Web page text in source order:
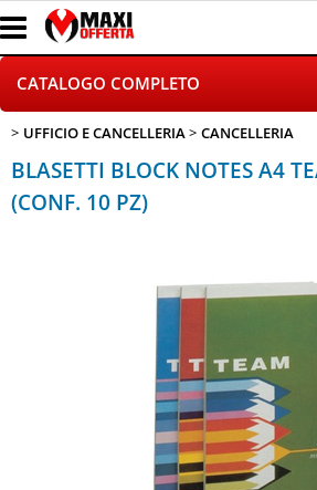
CATALOGO COMPLETO
GAMING
TELEFONIA
HOME E VIDEOSORVEGLIANZA
UFFICIO E CANCELLERIA CANCELLERIA
BLASETTI BLOCK NOTES A4
(CONF. 10 PZ)